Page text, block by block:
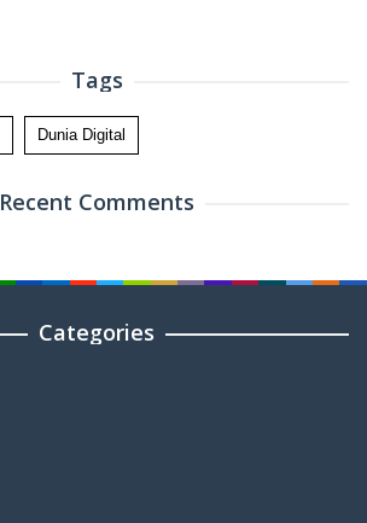
Tags
Dunia Digital
Recent Comments
Categories